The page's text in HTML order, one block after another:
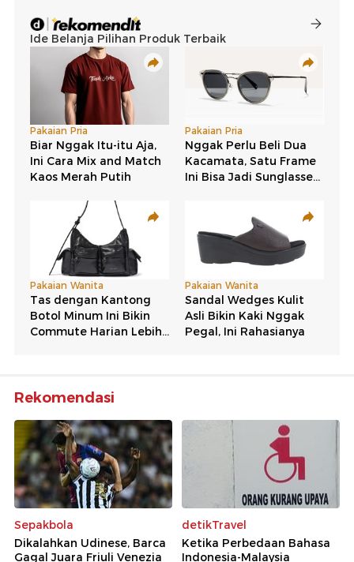
Rekomendasi
Sepakbola
Dikalahkan Udinese, Barca
Gagal Juara Friuli Venezia
detikTravel
Ketika Perbedaan Bahasa
Indonesia-Malaysia